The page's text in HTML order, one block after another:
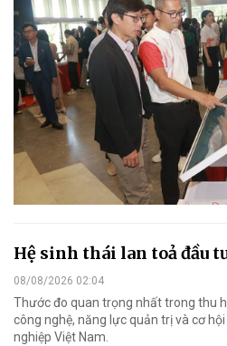
Hệ sinh thái lan toả đầu
08/08/2026 02:04
Thước đo quan trọng nhất trong thu
công nghệ, năng lực quản trị và cơ
nghiệp Việt Nam.